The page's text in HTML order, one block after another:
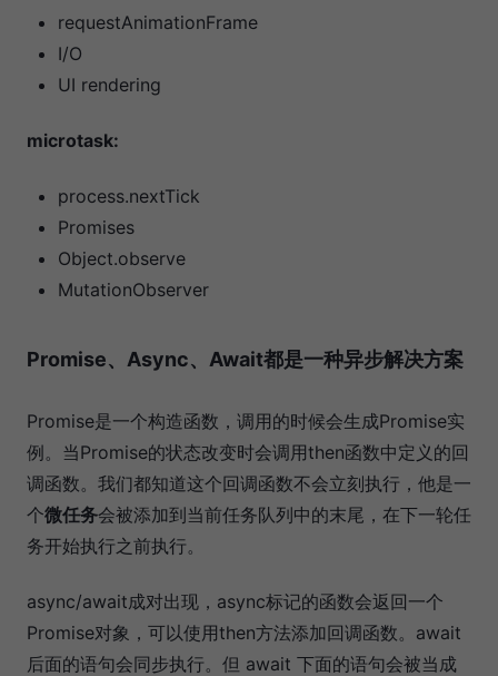
requestAnimationFrame
I/O
UI rendering
microtask:
process.nextTick
Promises
Object.observe
MutationObserver
Promise、Async、Await都是一种异步解决方案
Promise是一个构造函数，调用的时候会生成Promise实
例。当Promise的状态改变时会调用then函数中定义的回
调函数。我们都知道这个回调函数不会立刻执行，他是一
个微任务会被添加到当前任务队列中的末尾，在下一轮任
务开始执行之前执行。
async/await成对出现，async标记的函数会返回一个
Promise对象，可以使用then方法添加回调函数。await
后面的语句会同步执行。但 await 下面的语句会被当成